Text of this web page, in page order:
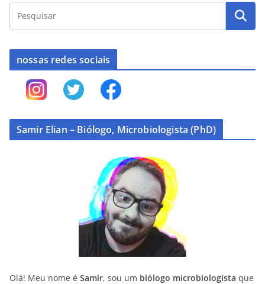
nossas redes sociais
Samir Elian – Biólogo, Microbiologista (PhD)
Olá! Meu nome é Samir, sou um biólogo microbiologista que